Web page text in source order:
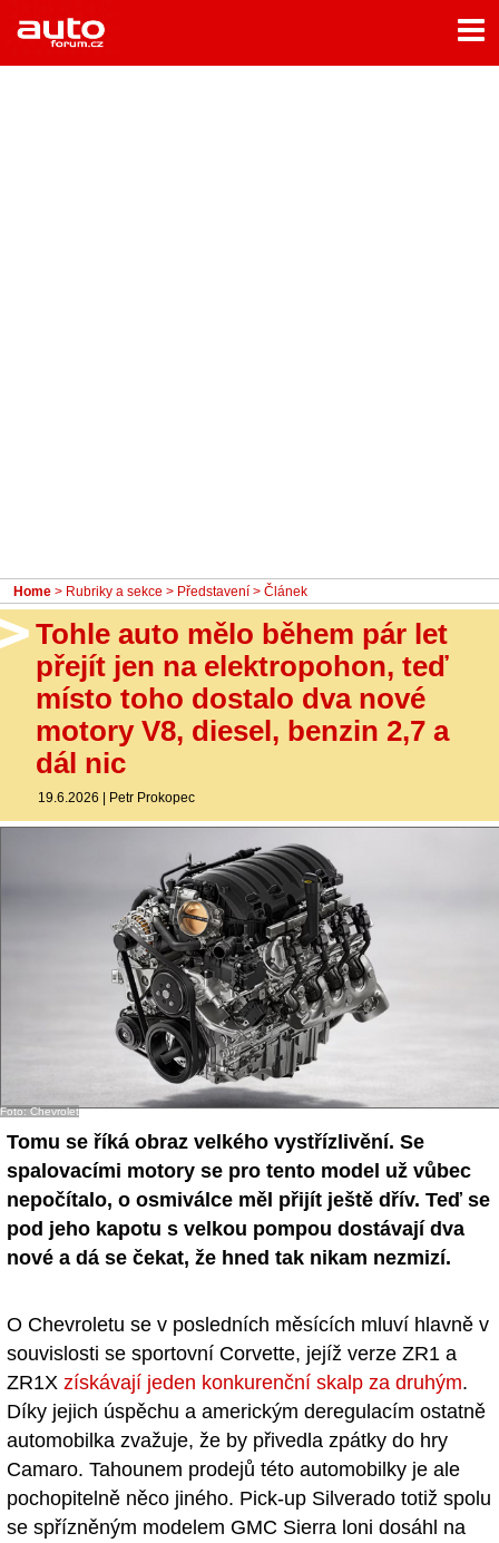
Home
Rubriky
Diskuzní fórum
Sledujte nás!
Home > Rubriky a sekce > Představení > Článek
Tohle auto mělo během pár let
přejít jen na elektropohon, teď
místo toho dostalo dva nové
motory V8, diesel, benzin 2,7 a
dál nic
19.6.2026 | Petr Prokopec
Foto: Chevrolet
Tomu se říká obraz velkého vystřízlivění. Se
spalovacími motory se pro tento model už vůbec
nepočítalo, o osmiválce měl přijít ještě dřív. Teď se
pod jeho kapotu s velkou pompou dostávají dva
nové a dá se čekat, že hned tak nikam nezmizí.
O Chevroletu se v posledních měsících mluví hlavně v
souvislosti se sportovní Corvette, jejíž verze ZR1 a
ZR1X získávají jeden konkurenční skalp za druhým.
Díky jejich úspěchu a americkým deregulacím ostatně
automobilka zvažuje, že by přivedla zpátky do hry
Camaro. Tahounem prodejů této automobilky je ale
pochopitelně něco jiného. Pick-up Silverado totiž spolu
se spřízněným modelem GMC Sierra loni dosáhl na